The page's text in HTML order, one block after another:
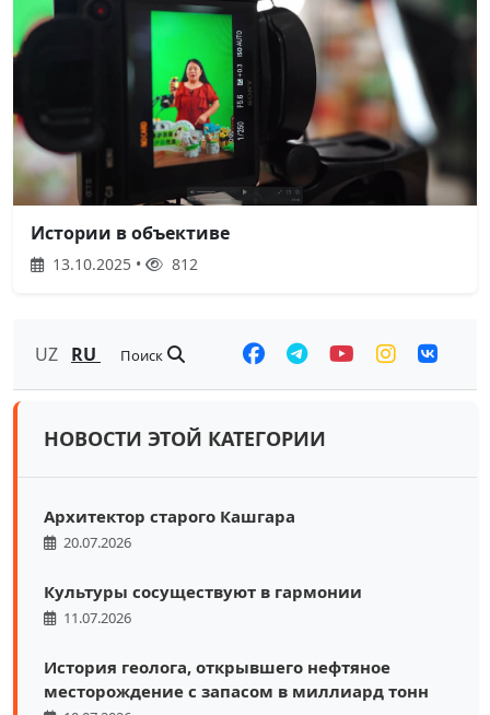
Истории в объективе
13.10.2025 • 812
UZ RU Поиск
НОВОСТИ ЭТОЙ КАТЕГОРИИ
Архитектор старого Кашгара
20.07.2026
Культуры сосуществуют в гармонии
11.07.2026
История геолога, открывшего нефтяное
месторождение с запасом в миллиард тонн